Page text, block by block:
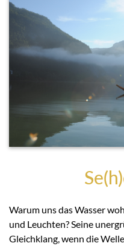
Warum uns das Wasser
und Leuchten? Seine
Gleichklang, wenn die